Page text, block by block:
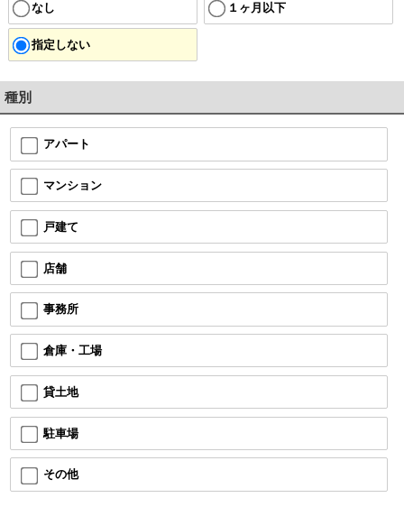
なし １ヶ月以下
指定しない
種別
アパート
マンション
戸建て
店舗
事務所
倉庫・工場
貸土地
駐車場
その他